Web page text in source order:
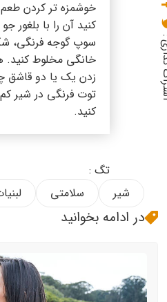
خوشمزه تر کردن
کنید آن را با بلغور
سوپ گوجه فرنگی،
خانگی مخلوط کنید.
زدن یک یا دو قاشق
توت فرنگی در شیر
کنید.
:
تگ :
شیر
سلامتی
در ادامه بخوانید